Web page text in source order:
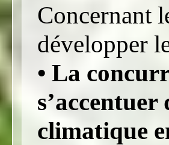
Concernant
développer
• La
climatique